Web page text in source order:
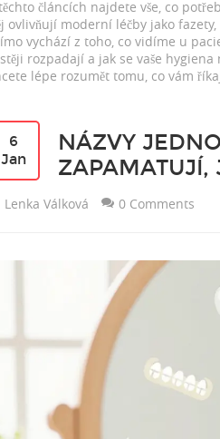
článcích najdete vše, co
ovlivňují moderní léčby jako
vychází z toho, co vidíme u
rozpadají a jak se vaše
lépe rozumět tomu, co vám
6
Jan
NÁZVY
ZAPAMATUJÍ,
Lenka Válková 0 Comments